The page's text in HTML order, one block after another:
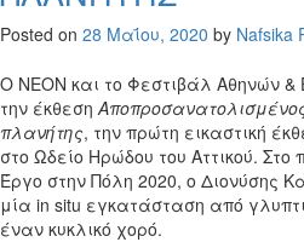
Posted on 28 Μαΐου, 2020 by Nafsika
Ο ΝΕΟΝ και το Φεστιβάλ Αθηνών &
την έκθεση
πλανήτης, την πρώτη εικαστική
στο Ωδείο Ηρώδου του Αττικού.
Έργο στην Πόλη 2020, ο Διονύσης
μία in situ εγκατάσταση από
έναν κυκλικό χορό.